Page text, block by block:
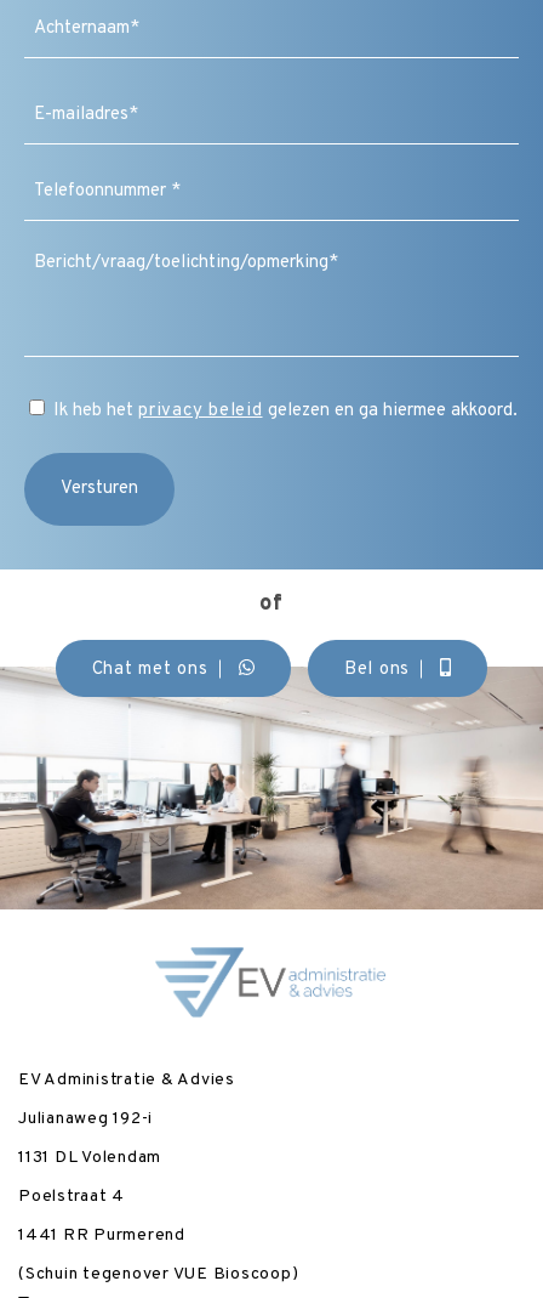
(Vereist)
Bericht
/
opmerking
(Vereist)
Instemming
Ik heb het privacy beleidgelezen en ga hiermee akkoord.
of
Chat met ons Bel ons
EV Administratie & Advies
Julianaweg 192-i
1131 DL Volendam
Poelstraat 4
1441 RR Purmerend
(Schuin tegenover VUE Bioscoop)